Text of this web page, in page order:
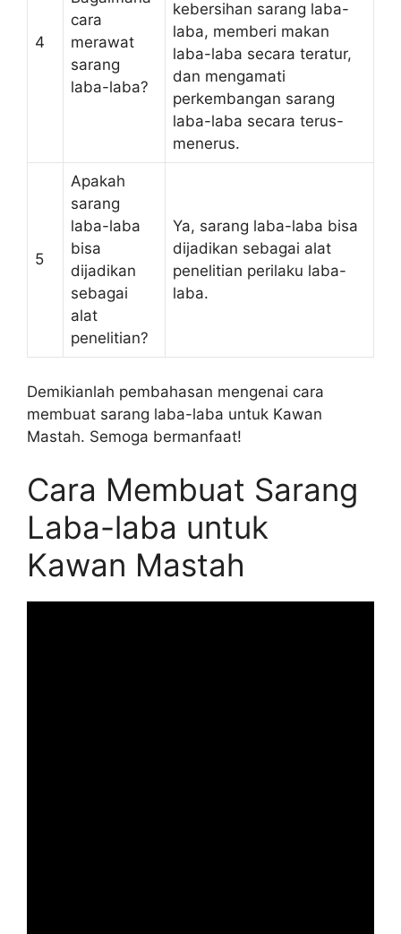
4
cara
merawat
sarang
laba-laba?
kebersihan sarang laba-
laba, memberi makan
laba-laba secara teratur,
dan mengamati
perkembangan sarang
laba-laba secara terus-
menerus.
5
Apakah
sarang
laba-laba
bisa
dijadikan
sebagai
alat
penelitian?
Ya, sarang laba-laba bisa
dijadikan sebagai alat
penelitian perilaku laba-
laba.
Demikianlah pembahasan mengenai cara
membuat sarang laba-laba untuk Kawan
Mastah. Semoga bermanfaat!
Cara Membuat Sarang
Laba-laba untuk
Kawan Mastah